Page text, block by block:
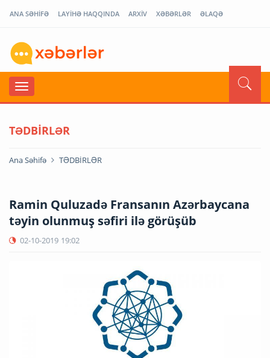
ANA SƏHİFƏ LAYİHƏ HAQQINDA ARXİV XƏBƏRLƏR ƏLAQƏ
TƏDBİRLƏR
Ana Səhifə TƏDBİRLƏR
Ramin Quluzadə Fransanın Azərbaycana
təyin olunmuş səfiri ilə görüşüb
02-10-2019 19:02